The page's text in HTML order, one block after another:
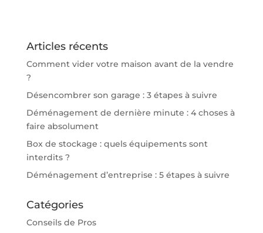
Articles récents
Comment vider votre maison avant de la vendre
?
Désencombrer son garage : 3 étapes à suivre
Déménagement de dernière minute : 4 choses à
faire absolument
Box de stockage : quels équipements sont
interdits ?
Déménagement d’entreprise : 5 étapes à suivre
Catégories
Conseils de Pros